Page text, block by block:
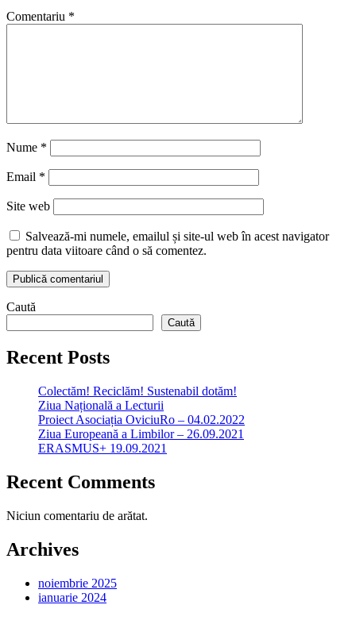
Comentariu *
Nume *
Email *
Site web
Salvează-mi numele, emailul și site-ul web în acest navigator
pentru data viitoare când o să comentez.
Bara
principală
Caută
Caută
Recent Posts
Colectăm! Reciclăm! Sustenabil dotăm!
Ziua Națională a Lecturii
Proiect Asociația OviciuRo – 04.02.2022
Ziua Europeană a Limbilor – 26.09.2021
ERASMUS+ 19.09.2021
Recent Comments
Niciun comentariu de arătat.
Archives
noiembrie 2025
ianuarie 2024